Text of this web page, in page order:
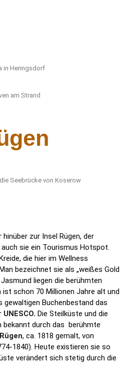
in Heringsdorf
am Strand
Seebrücke von Koserow
zur Insel Rügen, der
sie ein Tourismus Hotspot.
die hier im Wellness
bezeichnet sie als „weißes Gold
liegen die berühmten
schon 70 Millionen Jahre alt und
gewaltigen Buchenbestand das
UNESCO. Die Steilküste und die
bekannt durch das berühmte
, ca. 1818 gemalt, von
1840). Heute existieren sie so
verändert sich stetig durch die